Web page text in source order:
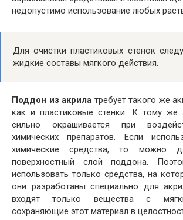
недопустимо использование любых
Для очистки пластиковых стенок
жидкие составы мягкого действия.
Поддон из акрила требует такого же
как и пластиковые стенки. К тому же
сильно окрашивается при
химических препаратов. Если
химические средства, то можно
поверхностный слой поддона.
использовать только средства, на
они разработаны специально для
входят только вещества с
сохраняющие этот материал в